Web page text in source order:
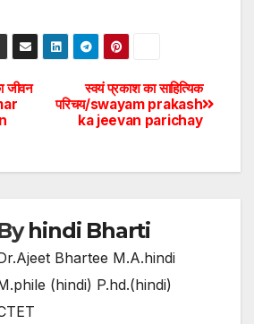
स्वयं प्रकाश का साहित्यिक
परिचय/swayam prakash
ka jeevan parichay
जीवन
hindi Bharti
Bhartee M.A.hindi
(hindi) P.hd.(hindi)